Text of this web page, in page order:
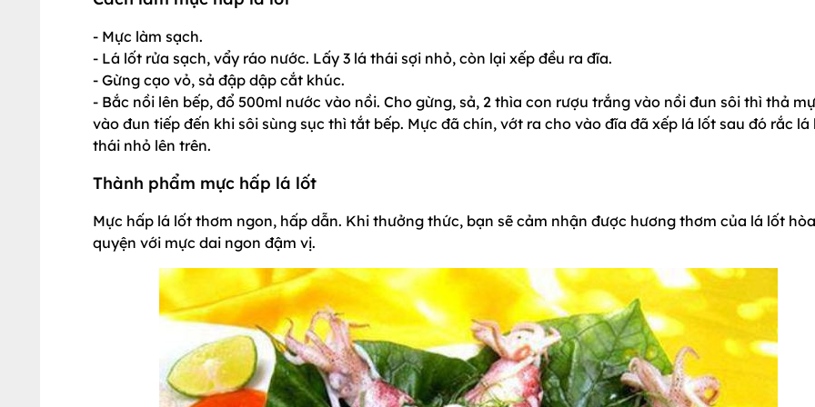
- Mực làm sạch.
- Lá lốt rửa sạch, vẩy ráo nước. Lấy 3 lá thái sợi nhỏ, còn lại xếp đều ra đĩa.
- Gừng cạo vỏ, sả đập dập cắt khúc.
- Bắc nồi lên bếp, đổ 500ml nước vào nồi. Cho gừng, sả, 2 thìa con rượu trắng vào nồi đun sôi thì thả
vào đun tiếp đến khi sôi sùng sục thì tắt bếp. Mực đã chín, vớt ra cho vào đĩa đã xếp lá lốt sau đó rắc lá
thái nhỏ lên trên.
Thành phẩm mực hấp lá lốt
Mực hấp lá lốt thơm ngon, hấp dẫn. Khi thưởng thức, bạn sẽ cảm nhận được hương thơm của lá lốt hòa
quyện với mực dai ngon đậm vị.